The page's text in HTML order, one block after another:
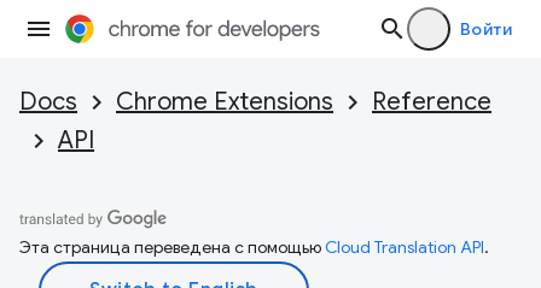
Войти
Docs Chrome Extensions
Reference
API
Эта страница переведена с помощьюCloud Translation API.